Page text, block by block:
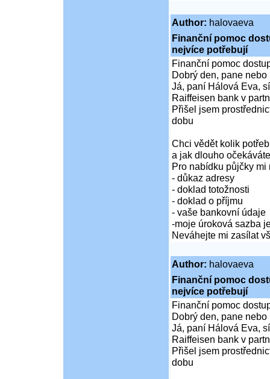
Author: halovaeva
Finanční pomoc
nejvíce potřebují
Finanční pomoc
Dobrý den, pane nebo
Já, paní Hálová Eva,
Raiffeisen bank v
Přišel jsem
dobu
Chci vědět kolik
a jak dlouho
Pro nabídku půjčky mi
- důkaz adresy
- doklad totožnosti
- doklad o příjmu
- vaše bankovní údaje
-moje úroková sazba
Neváhejte mi zasílat
Author: halovaeva
Finanční pomoc
nejvíce potřebují
Finanční pomoc
Dobrý den, pane nebo
Já, paní Hálová Eva,
Raiffeisen bank v
Přišel jsem
dobu